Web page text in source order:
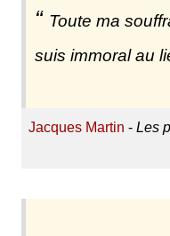
Toute ma
suis immoral au
Jacques Martin - Les